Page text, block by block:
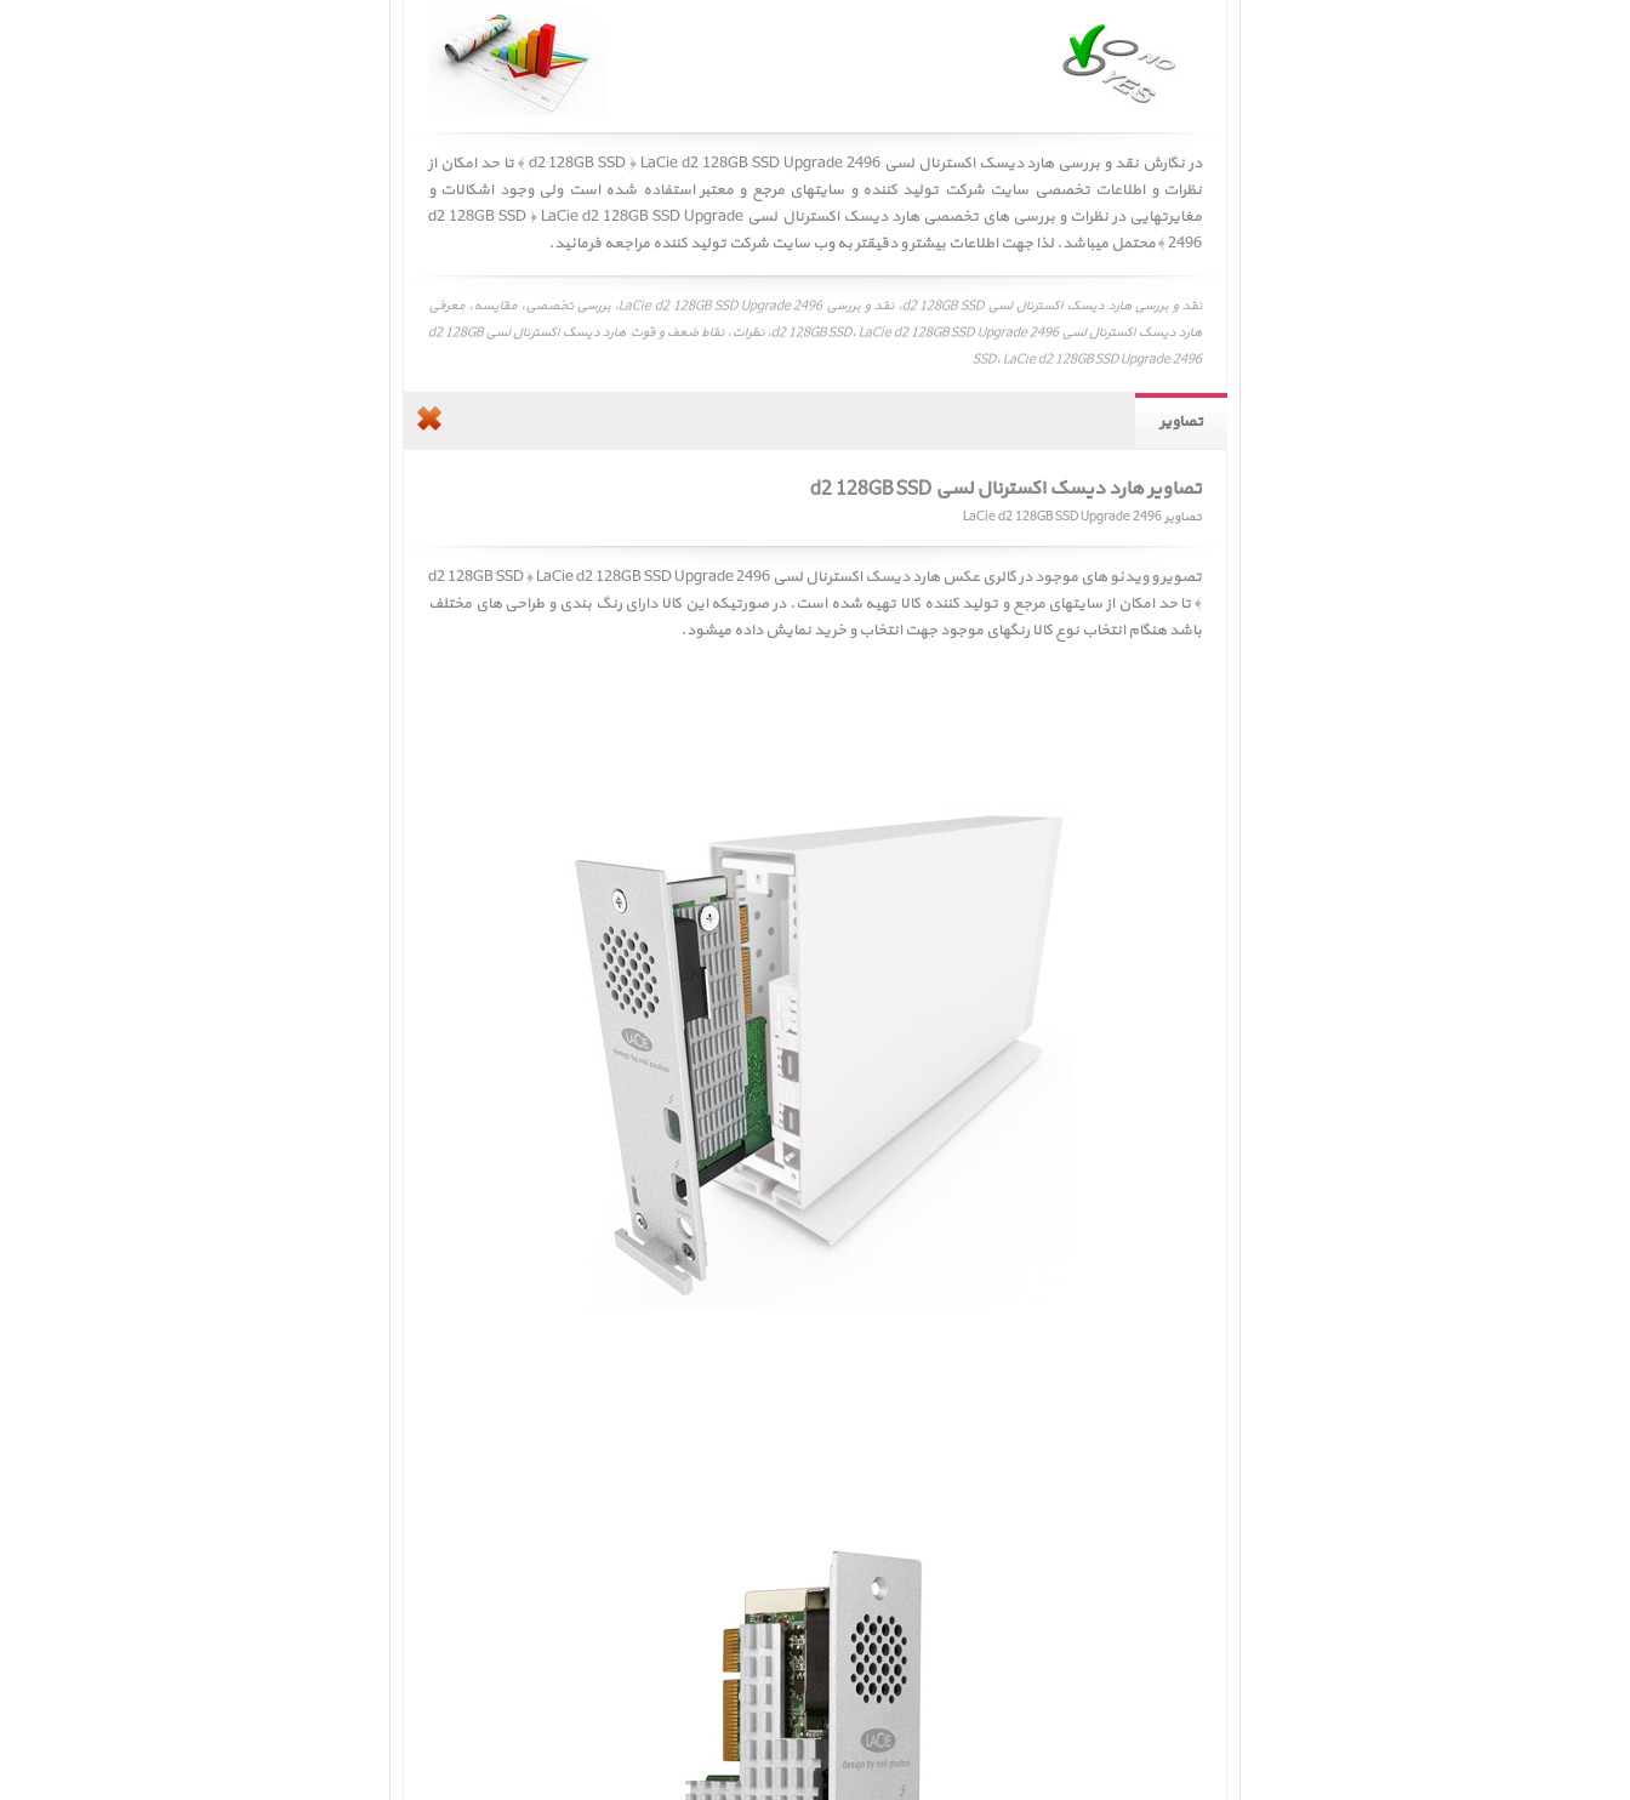
در نگارش نقد و بررسی هارد دیسک اکسترنال لسی d2 128GB SSD ﴿ LaCie d2 128GB SSD Upgrade 2496 ﴾
تا حد امکان از
نظرات و اطلاعات تخصصی سایت شرکت تولید کننده و سایتهای مرجع و معتبر استفاده شده است ولی وجود اشکالات و
مغایرتهایی در نظرات و بررسی های تخصصی هارد دیسک اکسترنال لسی d2 128GB SSD ﴿ LaCie d2 128GB SSD Upgrade
2496 ﴾ محتمل میباشد. لذا جهت اطلاعات بیشتر و دقیقتر به وب سایت شرکت تولید کننده مراجعه فرمائید.
نقد و بررسی هارد دیسک اکسترنال لسی d2 128GB SSD، نقد و بررسی LaCie d2 128GB SSD Upgrade 2496، بررسی تخصصی، مقایسه، معرفی
هارد دیسک اکسترنال لسی d2 128GB SSD، LaCie d2 128GB SSD Upgrade 2496، نظرات، نقاط ضعف و قوت هارد دیسک اکسترنال لسی d2 128GB
SSD، LaCie d2 128GB SSD Upgrade 2496
تصاویر
تصاویر هارد دیسک اکسترنال لسی d2 128GB SSD
تصاویر LaCie d2 128GB SSD Upgrade 2496
تصویر و ویدئو های موجود در گالری عکس
هارد دیسک اکسترنال لسی d2 128GB SSD ﴿ LaCie d2 128GB SSD Upgrade 2496
﴾تا حد امکان از سایتهای مرجع و تولید کننده کالا تهیه شده است. در صورتیکه این کالا دارای رنگ بندی و طراحی های مختلف
باشد هنگام انتخاب نوع کالا رنگهای موجود جهت انتخاب و خرید نمایش داده میشود.